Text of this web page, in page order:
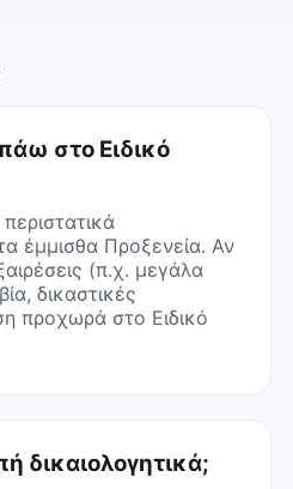
στο Ειδικό
έμμισθα Προξενεία. Αν
(π.χ. μεγάλα
δικαστικές
προχωρά στο Ειδικό
δικαιολογητικά;